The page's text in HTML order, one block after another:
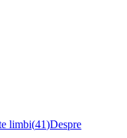
limbi(41)Despre